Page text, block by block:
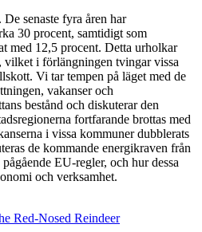
senaste fyra åren har
30 procent, samtidigt som
med 12,5 procent. Detta urholkar
vilket i förlängningen tvingar vissa
Vi tar tempen på läget med de
vakanser och
bestånd och diskuterar den
fortfarande brottas med
i vissa kommuner dubblerats
de kommande energikraven från
EU-regler, och hur dessa
och verksamhet.
Red-Nosed Reindeer